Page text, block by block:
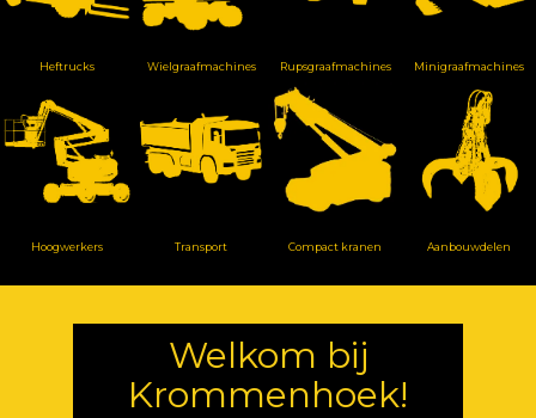
Heftrucks Wielgraafmachines Rupsgraafmachines Minigraafmachines
Hoogwerkers Transport Compact kranen Aanbouwdelen
Welkom bij
Krommenhoek!